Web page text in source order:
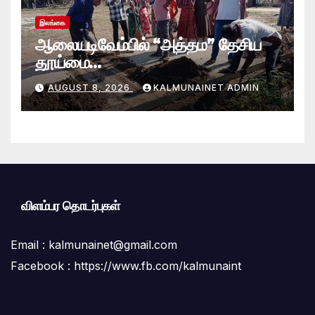
இலங்கை
ஆலையடிவேம்பில் “அத்தம” தேசிய
தூய்மை
வேலைத்திட்டம்.:ஆலையடிவேம்பு
பிரதேச செயலகமும் பிரதேச சபையும்
இணைந்து விசேட தூய்மைப் பணி.
AUGUST 8, 2026 KALMUNAINET ADMIN
விளம்பர தொடர்புகள்
Email : kalmunainet@gmail.com
Facebook : https://www.fb.com/kalmunaint